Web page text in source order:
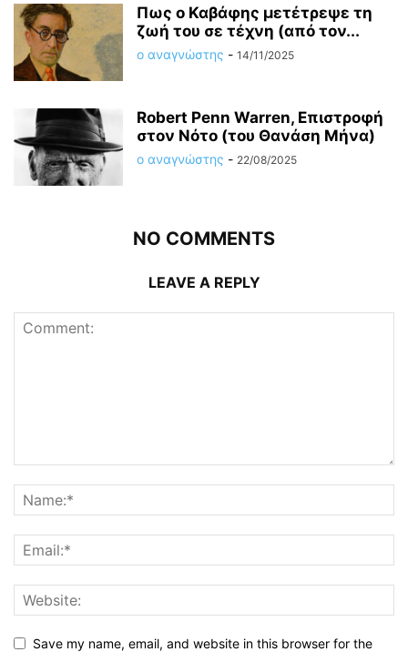
Πως ο Καβάφης μετέτρεψε τη
ζωή του σε τέχνη (από τον...
ο αναγνώστης - 14/11/2025
Robert Penn Warren, Επιστροφή
στον Νότο (του Θανάση Μήνα)
ο αναγνώστης - 22/08/2025
NO COMMENTS
LEAVE A REPLY
Save my name, email, and website in this browser for the